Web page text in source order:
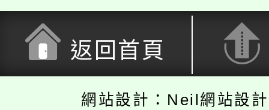
返回首頁
網站設計：Neil網站設